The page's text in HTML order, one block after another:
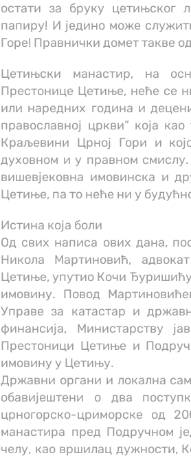
остати за бруку цетињског
папиру! И једино може
Горе! Правнички домет такве
Цетињски манастир, на
Престонице Цетиње, неће се
или наредних година и
православној цркви” која
Краљевини Црној Гори и
духовном и у правном
вишевјековна имовинска и
Цетиње, па то неће ни у
Истина која боли
Од свих написа ових дана,
Никола Мартиновић,
Цетиње, упутио Кочи
имовину. Повод
Управе за катастар и
финансија, Министарству
Престоници Цетиње и
имовину у Цетињу.
Државни органи и локална
обавијештени о два
црногорско-цриморске од
манастира пред Подручном
челу, као вршилац дужности,